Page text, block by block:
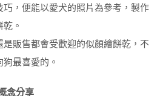
巧，便能以愛犬的照片為參考，製作
。
販售都會受歡迎的似顏繪餅乾，不
最喜愛的。
念分享